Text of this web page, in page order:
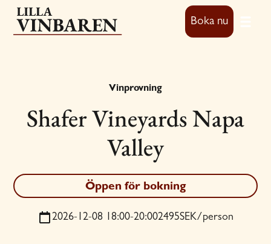
Boka nu
Vinprovning
Shafer Vineyards Napa
Valley
Öppen för bokning
2026-12-08 18:00-20:002495SEK/person